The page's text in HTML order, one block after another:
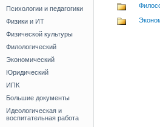
Психологии и педагогики
Физики и ИТ
Физической культуры
Филологический
Экономический
Юридический
ИПК
Большие документы
Идеологическая и
воспитательная работа